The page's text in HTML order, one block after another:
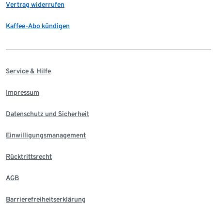
Vertrag widerrufen
Kaffee-Abo kündigen
Service & Hilfe
Impressum
Datenschutz und Sicherheit
Einwilligungsmanagement
Rücktrittsrecht
AGB
Barrierefreiheitserklärung